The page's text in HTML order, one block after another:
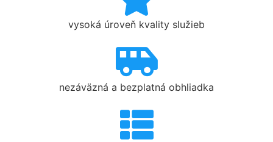
vysoká úroveň kvality služieb
nezáväzná a bezplatná obhliadka